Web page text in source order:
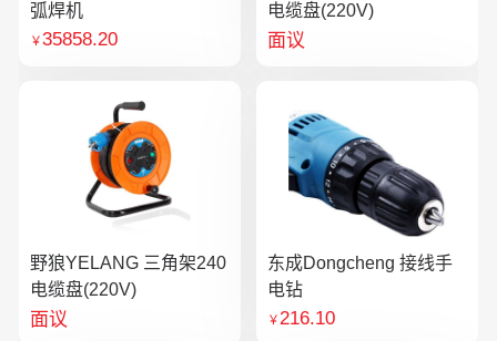
弧焊机
￥35858.20
电缆盘(220V)
面议
野狼YELANG 三角架240
电缆盘(220V)
面议
东成Dongcheng 接线手
电钻
￥216.10